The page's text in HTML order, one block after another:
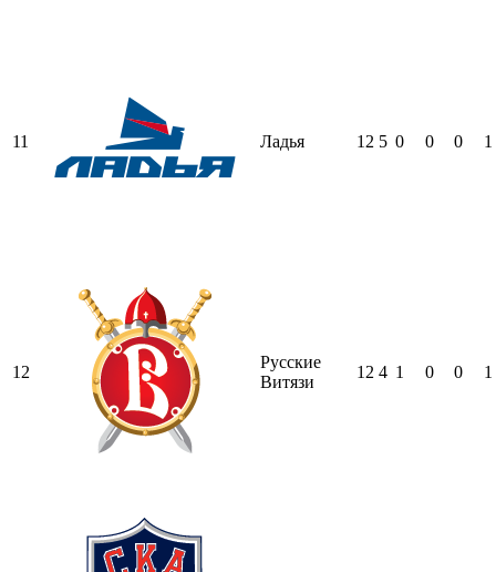
11 Ладья 12 5 0 0 0 1
12
Русские
Витязи
12 4 1 0 0 1